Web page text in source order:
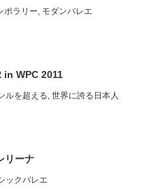
ポラリー モダンバレエ
in WPC 2011
ルを超える 世界に誇る日本人
リーナ
ックバレエ